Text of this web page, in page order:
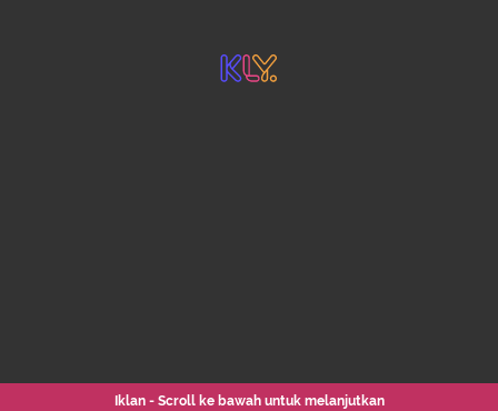
Iklan - Scroll ke bawah untuk melanjutkan